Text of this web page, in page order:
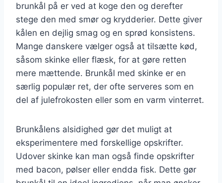
brunkål på er ved at koge den og derefter
stege den med smør og krydderier. Dette giver
kålen en dejlig smag og en sprød konsistens.
Mange danskere vælger også at tilsætte kød,
såsom skinke eller flæsk, for at gøre retten
mere mættende. Brunkål med skinke er en
særlig populær ret, der ofte serveres som en
del af julefrokosten eller som en varm vinterret.
Brunkålens alsidighed gør det muligt at
eksperimentere med forskellige opskrifter.
Udover skinke kan man også finde opskrifter
med bacon, pølser eller endda fisk. Dette gør